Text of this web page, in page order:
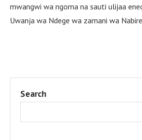
mwangwi wa ngoma na sauti ulijaa
Uwanja wa Ndege wa zamani wa
Search